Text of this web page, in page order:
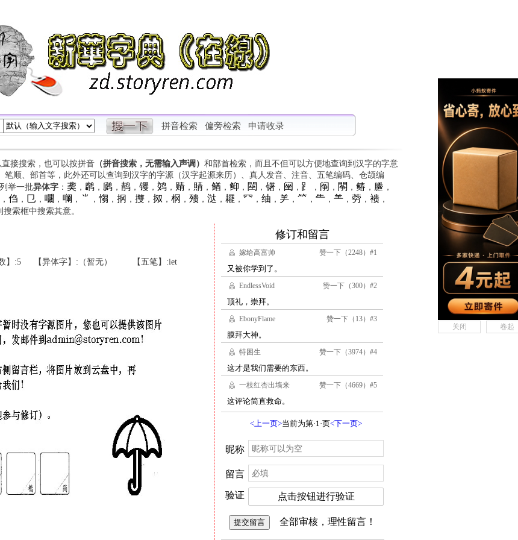
拼音检索 偏旁检索 申请收录
接搜索，也可以按拼音（拼音搜索，无需输入声调） 和部首检索，而且不但可以方便地查询到汉字的字意
顺、部首等，此外还可以查询到汉字的字源（汉字起源来历）、真人发音、注音、五笔编码、仓颉编
举一批异体字： 䶮 ， 䴙， 䴘， 䴖， 䦆， 䴔， 䞍， 䝼， 䲡 ， 䲟 ， 䦟 ， 䦃， 䦷 ， ⻊ ， 䦶 ， 䦛 ， 䲠 ， 䲢 ，
， 㑇 ， 㔾 ， 㘚 ， 㘎 ， ⺌ ， 㥮 ， 㧏 ， 㩳， 㧐 ， 㭎 ， 㱮， 㳠 ， 䎱 ， ⺳ ， 䌷 ， ⺶， ⺮ ， ⺧， ⺷， 䓖， 䙌，
索框中搜索其意。
】:5 【异体字】:（暂无） 【五笔】:iet
关闭 卷起